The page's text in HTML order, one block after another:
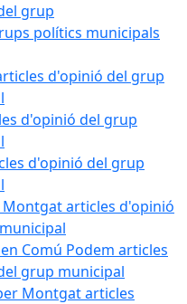
grup
polítics municipals
d'opinió del grup
d'opinió del grup
d'opinió del grup
Montgat articles d'opinió
Comú Podem articles
grup municipal
Montgat articles